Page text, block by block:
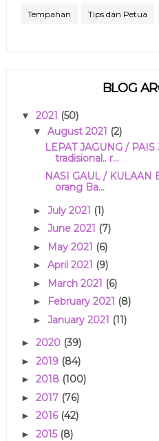
Tempahan Tips dan Petua
BLOG
▼ 2021 (50)
▼ August 2021 (2)
LEPAT JAGUNG /
tradisional.. r...
NASI GAUL / KULAAN
orang Ba...
► July 2021 (1)
► June 2021 (7)
► May 2021 (6)
► April 2021 (9)
► March 2021 (6)
► February 2021 (8)
► January 2021 (11)
► 2020 (39)
► 2019 (84)
► 2018 (100)
► 2017 (76)
► 2016 (42)
► 2015 (8)